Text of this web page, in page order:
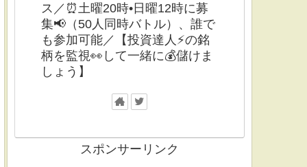
ス／⏰土曜20時•日曜12時に募
集📢（50人同時バトル）、誰で
も参加可能／【投資達人⚡️の銘
柄を監視👀して一緒に💰儲けま
しょう】
スポンサーリンク